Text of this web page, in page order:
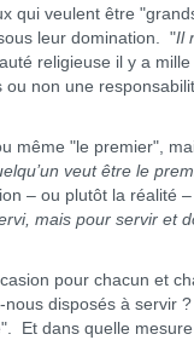
qui veulent être
leur domination. "Il
religieuse il y a
non une
"le premier",
veut être le
– ou plutôt la réalité –
mais pour servir et
pour chacun et
disposés à servir
Et dans quelle